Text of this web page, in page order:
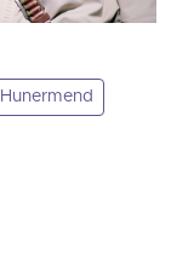
Hunermend